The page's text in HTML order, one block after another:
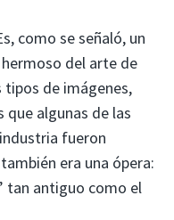
como se señaló, un
del arte de
de imágenes,
algunas de las
fueron
era una ópera:
tan antiguo como el